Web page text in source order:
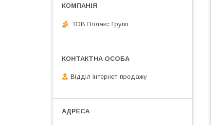
ТОВ Полакс Групп
Відділ інтернет-продажу